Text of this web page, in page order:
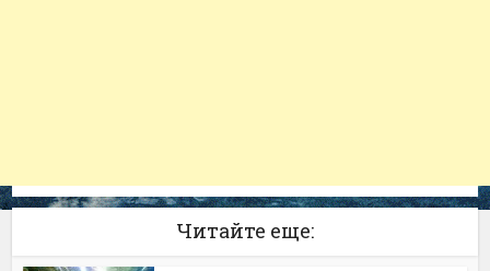
Читайте еще: